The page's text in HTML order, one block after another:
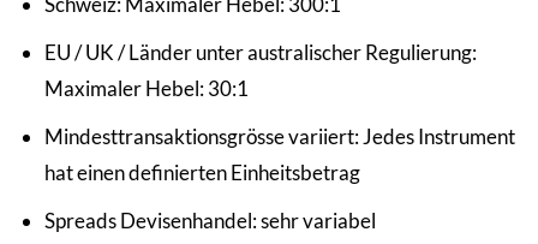
EU / UK / Länder unter australischer Regulierung:
Maximaler Hebel: 30:1
Mindesttransaktionsgrösse variiert: Jedes Instrument
hat einen definierten Einheitsbetrag
Spreads Devisenhandel: sehr variabel